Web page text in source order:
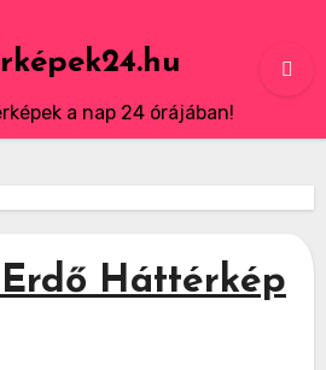
a nap 24 órájában!
Erdő Háttérkép